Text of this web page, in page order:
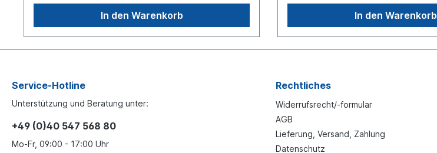
In den Warenkorb In den Warenkorb
Service-Hotline
Unterstützung und Beratung unter:
+49 (0)40 547 568 80
Mo-Fr, 09:00 - 17:00 Uhr
Rechtliches
Widerrufsrecht/-formular
AGB
Lieferung, Versand, Zahlung
Datenschutz